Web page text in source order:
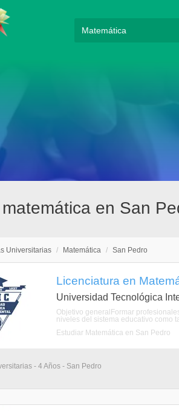
en San
Universitarias / Matemática / San Pedro
Licenciatura en
Universidad Tecnológica
Objetivo generalFormar
niveles del sistema educativo como
Estudiar Matemática en San Pedro
- 4 Años - San Pedro